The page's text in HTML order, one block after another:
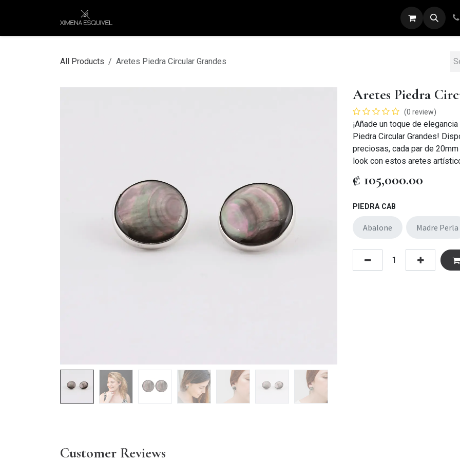
PULSERAS
All Products Aretes Piedra Circular Grandes
Aretes Piedra
(0 review)
¡Añade un toque de
Piedra Circular Grandes!
preciosas, cada par de
look con estos aretes
₡ 105,000.00
PIEDRA CAB
Abalone Madre Perla
Customer Reviews